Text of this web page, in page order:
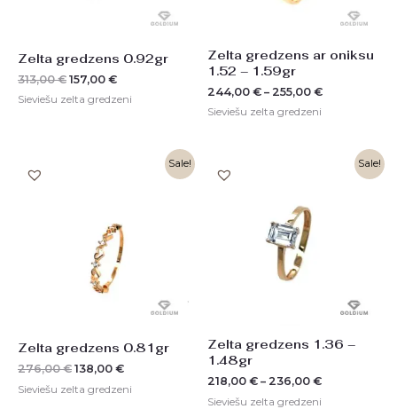
Zelta gredzens 0.92gr
313,00€ 157,00 €
Sieviešu zelta gredzeni
Zelta gredzens ar oniksu
1.52 – 1.59gr
244,00 € – 255,00 €
Sieviešu zelta gredzeni
Sale!
Zelta gredzens 0.81gr
276,00€ 138,00 €
Current
Sieviešu zelta gredzeni
Sale!
Zelta gredzens 1.36 –
1.48gr
218,00 € – 236,00 €
Sieviešu zelta gredzeni